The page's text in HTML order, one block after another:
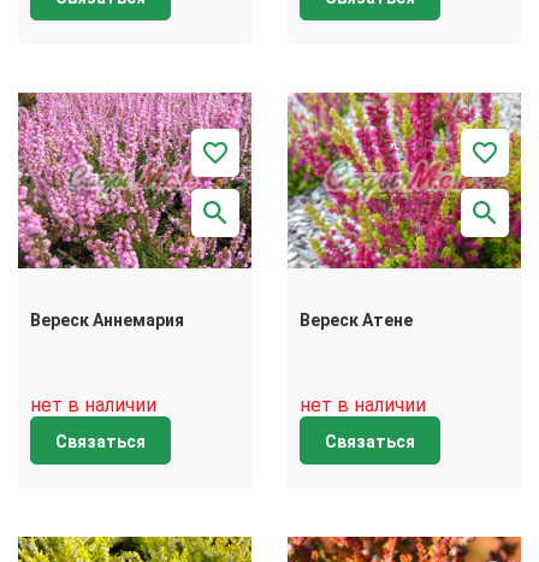
Вереск Аннемария
нет в наличии
Связаться
Вереск Атене
нет в наличии
Связаться